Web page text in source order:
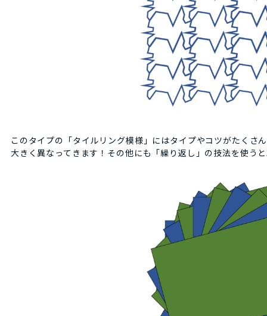
このタイプの「タイルリング模様」にはタイプやコツがたくさ
大きく異なってきます！その他にも「繰り返し」の技法を使う